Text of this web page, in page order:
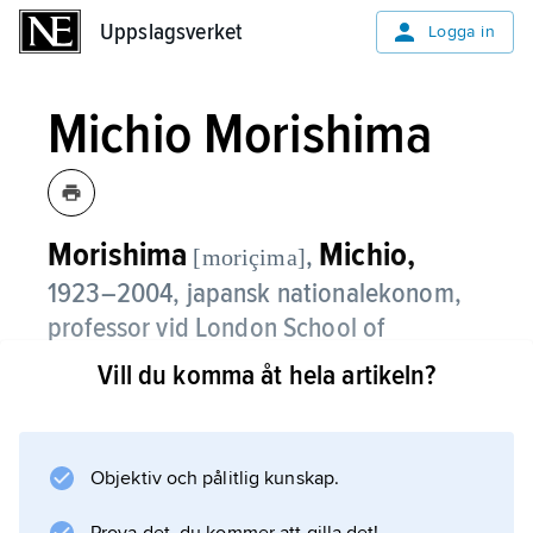
Uppslagsverket Logga in
Michio Morishima
Morishima [moriçima], Michio,
1923–2004, japansk nationalekonom,
professor vid London School of
Economics från 1970.
exempelvis i
Vill du komma åt hela artikeln?
Objektiv och pålitlig kunskap.